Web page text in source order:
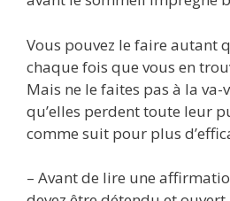
Vous pouvez le faire autant
chaque fois que vous en
Mais ne le faites pas à la
qu’elles perdent toute leur
comme suit pour plus
– Avant de lire une